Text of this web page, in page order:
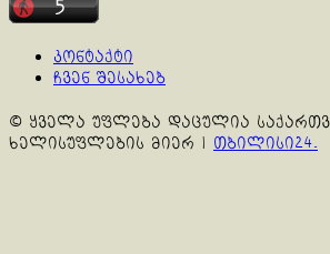
კონტაქტი
ჩვენ შესახებ
© ყველა უფლება დაცულია
ხელისუფლების მიერ | თბილისი24.